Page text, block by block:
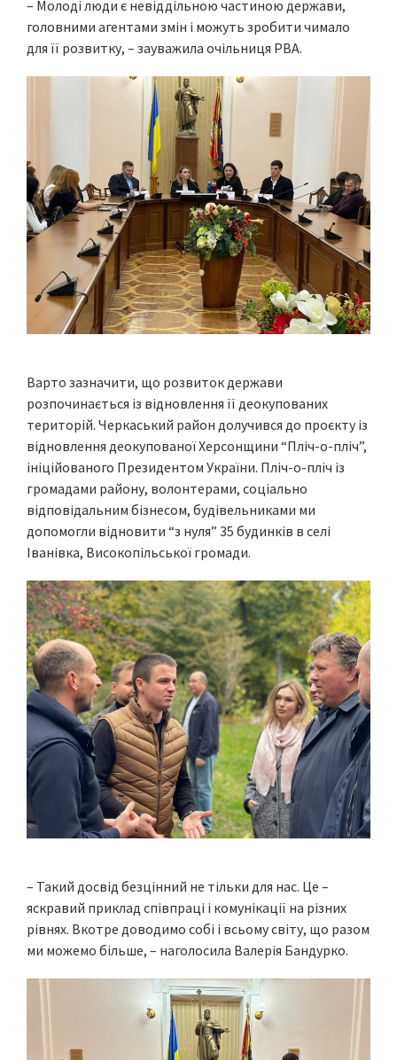
– Молоді люди є невіддільною частиною держави,
головними агентами змін і можуть зробити чимало
для її розвитку, – зауважила очільниця РВА.
Варто зазначити, що розвиток держави
розпочинається із відновлення її деокупованих
територій. Черкаський район долучився до проєкту із
відновлення деокупованої Херсонщини “Пліч-о-пліч”,
ініційованого Президентом України. Пліч-о-пліч із
громадами району, волонтерами, соціально
відповідальним бізнесом, будівельниками ми
допомогли відновити “з нуля” 35 будинків в селі
Іванівка, Високопільської громади.
– Такий досвід безцінний не тільки для нас. Це –
яскравий приклад співпраці і комунікації на різних
рівнях. Вкотре доводимо собі і всьому світу, що разом
ми можемо більше, – наголосила Валерія Бандурко.